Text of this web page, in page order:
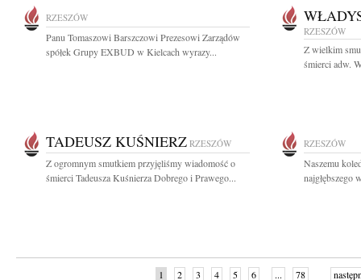
RZESZÓW
Panu Tomaszowi Barszczowi Prezesowi Zarządów
spółek Grupy EXBUD w Kielcach wyrazy...
RZESZÓW
Z wielkim
śmierci adw.
TADEUSZ KUŚNIERZ RZESZÓW
Z ogromnym smutkiem przyjęliśmy wiadomość o
śmierci Tadeusza Kuśnierza Dobrego i Prawego...
RZESZÓW
Naszemu
najgłębszego
1 2 3 4 5 6 ... 78